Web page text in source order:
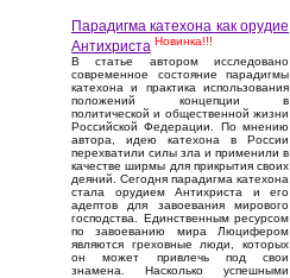
Парадигма катехона как орудие
Антихриста Новинка!!!
В статье автором исследовано
современное состояние парадигмы
катехона и практика использования
положений концепции в
политической и общественной жизни
Российской Федерации. По мнению
автора, идею катехона в России
перехватили силы зла и применили в
качестве ширмы для прикрытия своих
деяний. Сегодня парадигма катехона
стала орудием Антихриста и его
адептов для завоевания мирового
господства. Единственным ресурсом
по завоеванию мира Люцифером
являются греховные люди, которых
он может привлечь под свои
знамена. Насколько успешными